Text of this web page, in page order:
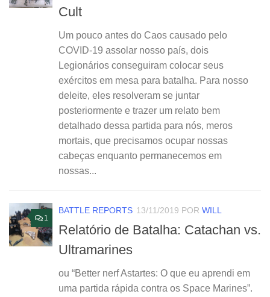
Cult
Um pouco antes do Caos causado pelo
COVID-19 assolar nosso país, dois
Legionários conseguiram colocar seus
exércitos em mesa para batalha. Para nosso
deleite, eles resolveram se juntar
posteriormente e trazer um relato bem
detalhado dessa partida para nós, meros
mortais, que precisamos ocupar nossas
cabeças enquanto permanecemos em
nossas...
1
BATTLE REPORTS 13/11/2019 POR WILL
Relatório de Batalha: Catachan vs.
Ultramarines
ou “Better nerf Astartes: O que eu aprendi em
uma partida rápida contra os Space Marines”.